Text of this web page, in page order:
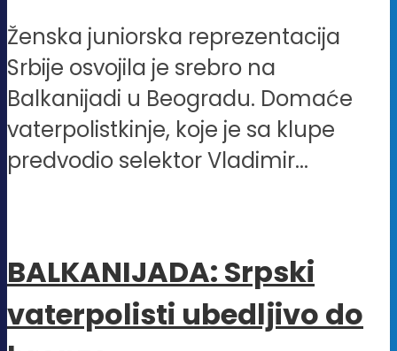
Ženska juniorska reprezentacija
Srbije osvojila je srebro na
Balkanijadi u Beogradu. Domaće
vaterpolistkinje, koje je sa klupe
predvodio selektor Vladimir...
BALKANIJADA: Srpski
vaterpolisti ubedljivo do